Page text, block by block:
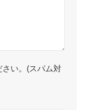
い。(スパム対